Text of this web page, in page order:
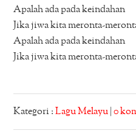
Apalah ada pada keindahan
Jika jiwa kita meronta-
Apalah ada pada keindahan
Jika jiwa kita meronta-
Kategori :Lagu Melayu |0